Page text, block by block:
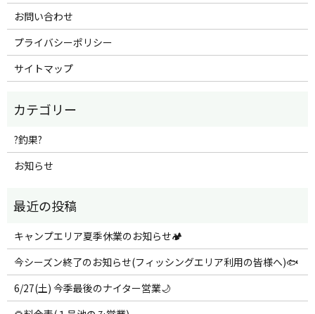
お問い合わせ
プライバシーポリシー
サイトマップ
?釣果?
お知らせ
キャンプエリア夏季休業のお知らせ🏕️
今シーズン終了のお知らせ(フィッシングエリア利用の皆様へ)🐟
6/27(土) 今季最後のナイター営業🌙